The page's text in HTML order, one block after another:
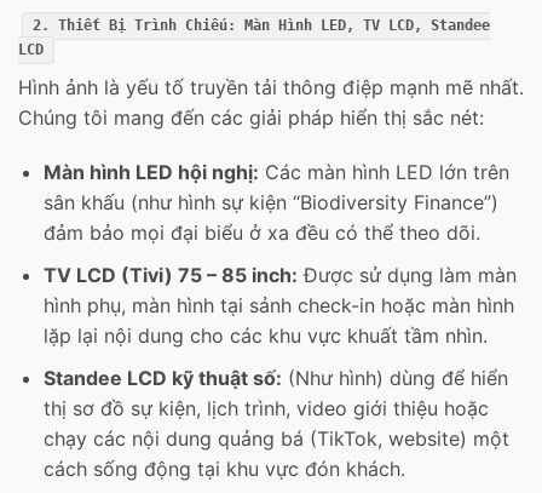
2. Thiết Bị Trình Chiếu: Màn Hình LED, TV LCD, Standee
LCD
Hình ảnh là yếu tố truyền tải thông điệp mạnh mẽ nhất.
Chúng tôi mang đến các giải pháp hiển thị sắc nét:
Màn hình LED hội nghị: Các màn hình LED lớn trên
sân khấu (như hình sự kiện “Biodiversity Finance”)
đảm bảo mọi đại biểu ở xa đều có thể theo dõi.
TV LCD (Tivi) 75 – 85 inch: Được sử dụng làm màn
hình phụ, màn hình tại sảnh check-in hoặc màn hình
lặp lại nội dung cho các khu vực khuất tầm nhìn.
Standee LCD kỹ thuật số: (Như hình) dùng để hiển
thị sơ đồ sự kiện, lịch trình, video giới thiệu hoặc
chạy các nội dung quảng bá (TikTok, website) một
cách sống động tại khu vực đón khách.